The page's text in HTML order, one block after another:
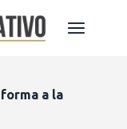
a la